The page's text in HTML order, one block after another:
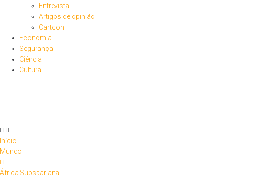
Entrevista
Artigos de opinião
Cartoon
Economia
Segurança
Ciência
Cultura
Início
Mundo
África Subsaariana